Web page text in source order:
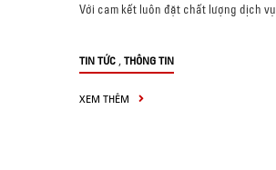
Với cam kết luôn đặt chất lượng dịch
TIN TỨC , THÔNG TIN
XEM THÊM